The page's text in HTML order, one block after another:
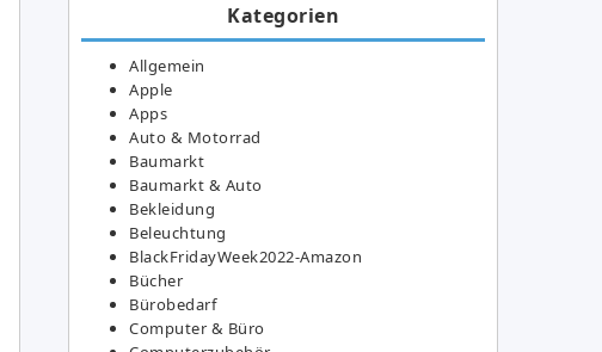
Kategorien
Allgemein
Apple
Apps
Auto & Motorrad
Baumarkt
Baumarkt & Auto
Bekleidung
Beleuchtung
BlackFridayWeek2022-Amazon
Bücher
Bürobedarf
Computer & Büro